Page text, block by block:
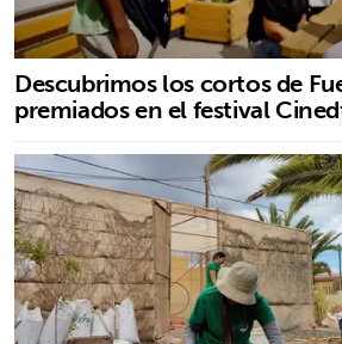
Descubrimos los cortos de
premiados en el festival